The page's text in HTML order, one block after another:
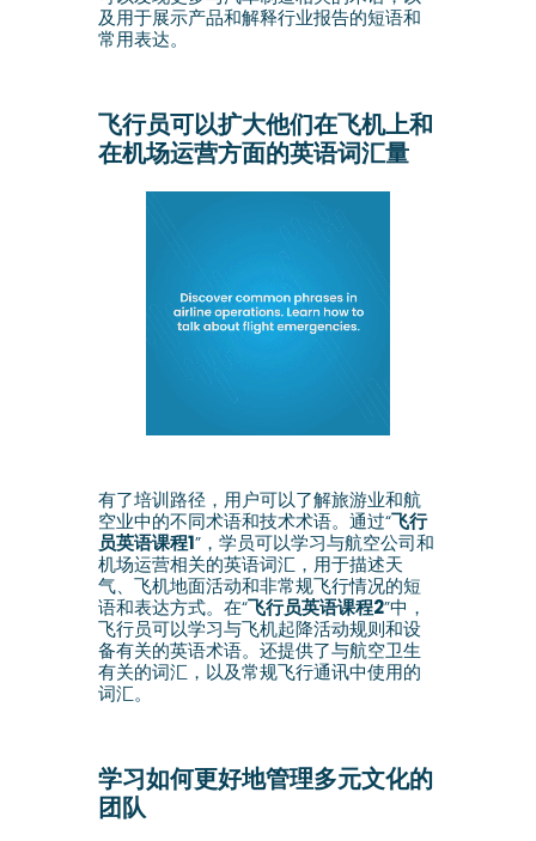
及用于展示产品和解释行业报告的短语和
常用表达。
飞行员可以扩大他们在飞机上和
在机场运营方面的英语词汇量
有了培训路径，用户可以了解旅游业和航
空业中的不同术语和技术术语。通过“飞行
员英语课程1”，学员可以学习与航空公司和
机场运营相关的英语词汇，用于描述天
气、飞机地面活动和非常规飞行情况的短
语和表达方式。在“飞行员英语课程2”中，
飞行员可以学习与飞机起降活动规则和设
备有关的英语术语。还提供了与航空卫生
有关的词汇，以及常规飞行通讯中使用的
词汇。
学习如何更好地管理多元文化的
团队